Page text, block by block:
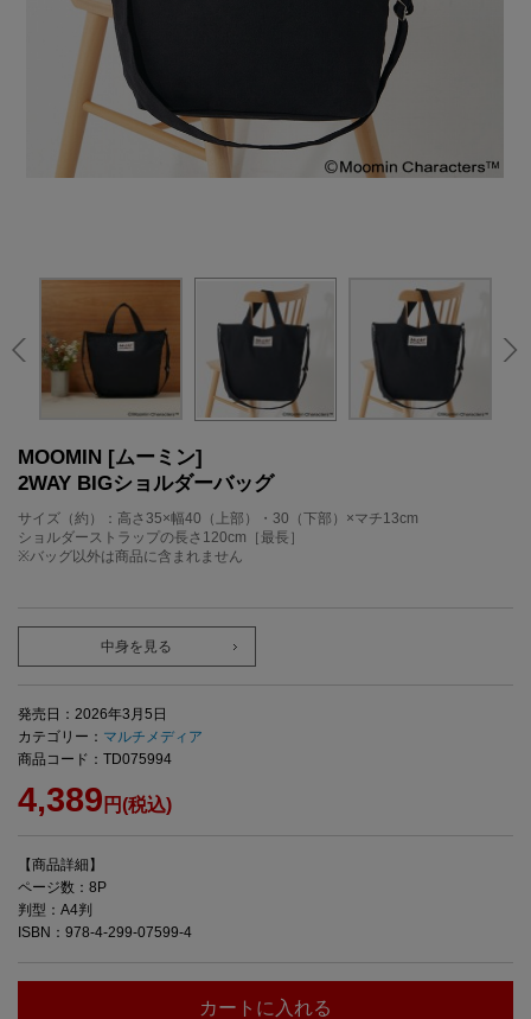
MOOMIN [ムーミン]
2WAY BIGショルダーバッグ
サイズ（約）：高さ35×幅40（上部）・30（下部）×マチ13cm
ショルダーストラップの長さ120cm［最長］
※バッグ以外は商品に含まれません
中身を見る
発売日：2026年3月5日
カテゴリー： マルチメディア
商品コード：TD075994
4,389 円(税込)
【商品詳細】
ページ数：8P
判型：A4判
ISBN：978-4-299-07599-4
カートに入れる